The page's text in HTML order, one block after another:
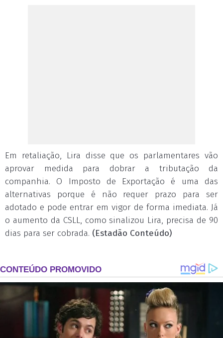
Em retaliação, Lira disse que os parlamentares vão
aprovar medida para dobrar a tributação da
companhia. O Imposto de Exportação é uma das
alternativas porque é não requer prazo para ser
adotado e pode entrar em vigor de forma imediata. Já
o aumento da CSLL, como sinalizou Lira, precisa de 90
dias para ser cobrada. (Estadão Conteúdo)